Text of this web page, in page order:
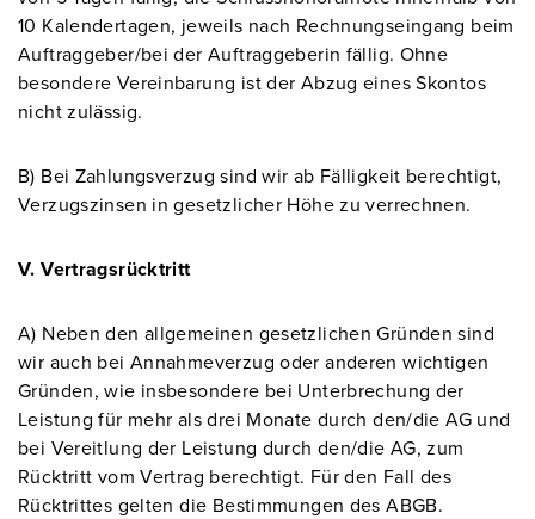
10 Kalendertagen, jeweils nach Rechnungseingang beim
Auftraggeber/bei der Auftraggeberin fällig. Ohne
besondere Vereinbarung ist der Abzug eines Skontos
nicht zulässig.
B) Bei Zahlungsverzug sind wir ab Fälligkeit berechtigt,
Verzugszinsen in gesetzlicher Höhe zu verrechnen.
V. Vertragsrücktritt
A) Neben den allgemeinen gesetzlichen Gründen sind
wir auch bei Annahmeverzug oder anderen wichtigen
Gründen, wie insbesondere bei Unterbrechung der
Leistung für mehr als drei Monate durch den/die AG und
bei Vereitlung der Leistung durch den/die AG, zum
Rücktritt vom Vertrag berechtigt. Für den Fall des
Rücktrittes gelten die Bestimmungen des ABGB.